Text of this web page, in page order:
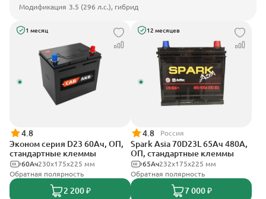
Модификация 3.5 (296 л.с.), гибрид
1 месяц
4.8
Эконом серия D23 60Ач, ОП,
стандартные клеммы
230x175x225 мм
60Ач
Обратная полярность
2 200 ₽
12 месяцев
4.8 Россия
Spark Asia 70D23L 65Ач 480А,
ОП, стандартные клеммы
232x175x225 мм
65Ач
Обратная полярность
7 000 ₽